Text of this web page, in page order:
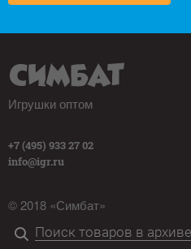
Игрушки оптом
+7 (495) 933 27 02
info@igr.ru
© 2018 «Симбат»